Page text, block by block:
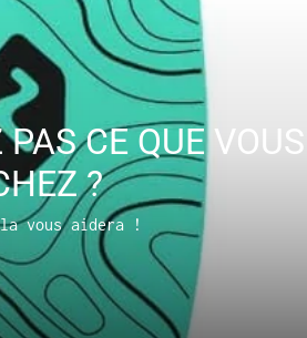
CE QUE VOUS
?
vous aidera !